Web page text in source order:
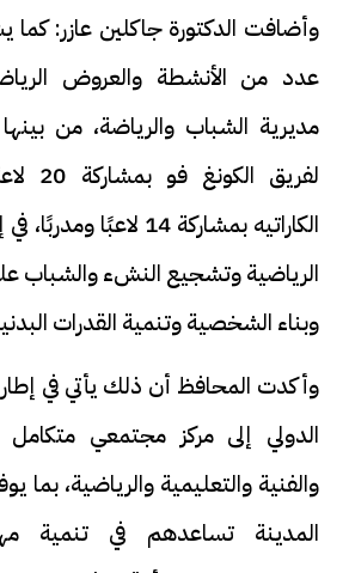
وأضافت الدكتورة جاكلين عازر: كما
عدد من الأنشطة والعروض
مديرية الشباب والرياضة، من
الكاراتيه بمشاركة 14
الرياضية وتشجيع النشء والشباب
وبناء الشخصية وتنمية القدرات
وأكدت المحافظ أن ذلك يأتي في
الدولي إلى مركز مجتمعي متكامل
والفنية والتعليمية والرياضية، بما
المدينة تساعدهم في تنمية